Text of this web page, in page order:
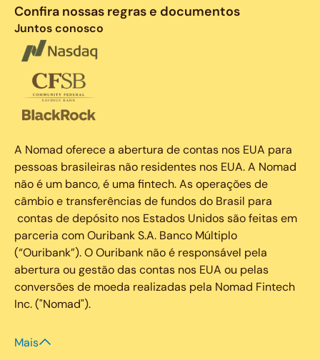
Confira nossas regras e documentos
Juntos conosco
A Nomad oferece a abertura de contas nos EUA para
pessoas brasileiras não residentes nos EUA. A Nomad
não é um banco, é uma fintech. As operações de
câmbio e transferências de fundos do Brasil para
contas de depósito nos Estados Unidos são feitas em
parceria com Ouribank S.A. Banco Múltiplo
(“Ouribank”). O Ouribank não é responsável pela
abertura ou gestão das contas nos EUA ou pelas
conversões de moeda realizadas pela Nomad Fintech
Inc. ("Nomad").
Mais